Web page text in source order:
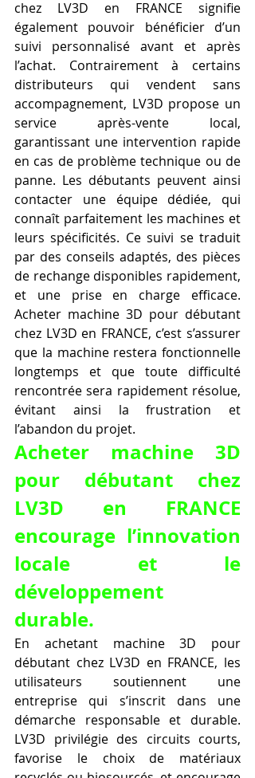
chez LV3D en FRANCE signifie
également pouvoir bénéficier d’un
suivi personnalisé avant et après
l’achat. Contrairement à certains
distributeurs qui vendent sans
accompagnement, LV3D propose un
service après-vente local,
garantissant une intervention rapide
en cas de problème technique ou de
panne. Les débutants peuvent ainsi
contacter une équipe dédiée, qui
connaît parfaitement les machines et
leurs spécificités. Ce suivi se traduit
par des conseils adaptés, des pièces
de rechange disponibles rapidement,
et une prise en charge efficace.
Acheter machine 3D pour débutant
chez LV3D en FRANCE, c’est s’assurer
que la machine restera fonctionnelle
longtemps et que toute difficulté
rencontrée sera rapidement résolue,
évitant ainsi la frustration et
l’abandon du projet.
Acheter machine 3D
pour débutant chez
LV3D en FRANCE
encourage l’innovation
locale et le
développement
durable.
En achetant machine 3D pour
débutant chez LV3D en FRANCE, les
utilisateurs soutiennent une
entreprise qui s’inscrit dans une
démarche responsable et durable.
LV3D privilégie des circuits courts,
favorise le choix de matériaux